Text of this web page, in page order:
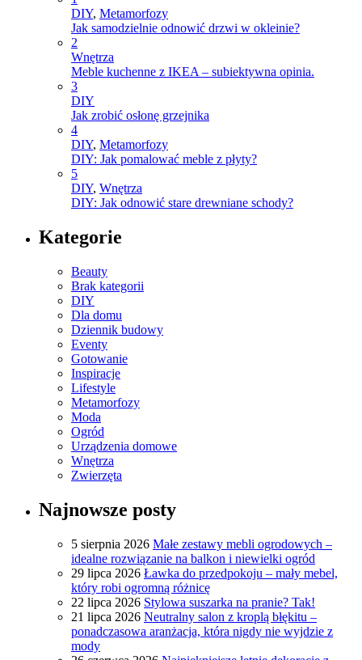
DIY, Metamorfozy
Jak samodzielnie odnowić drzwi w okleinie?
2
Wnętrza
Meble kuchenne z IKEA – subiektywna opinia.
3
DIY
Jak zrobić osłonę grzejnika
4
DIY, Metamorfozy
DIY: Jak pomalować meble z płyty?
5
DIY, Wnętrza
DIY: Jak odnowić stare drewniane schody?
Kategorie
Beauty
Brak kategorii
DIY
Dla domu
Dziennik budowy
Eventy
Gotowanie
Inspiracje
Lifestyle
Metamorfozy
Moda
Ogród
Urządzenia domowe
Wnętrza
Zwierzęta
Najnowsze posty
5 sierpnia 2026 Małe zestawy mebli ogrodowych –
idealne rozwiązanie na balkon i niewielki ogród
29 lipca 2026 Ławka do przedpokoju – mały mebel,
który robi ogromną różnicę
22 lipca 2026 Stylowa suszarka na pranie? Tak!
21 lipca 2026 Neutralny salon z kroplą błękitu –
ponadczasowa aranżacja, która nigdy nie wyjdzie z
mody